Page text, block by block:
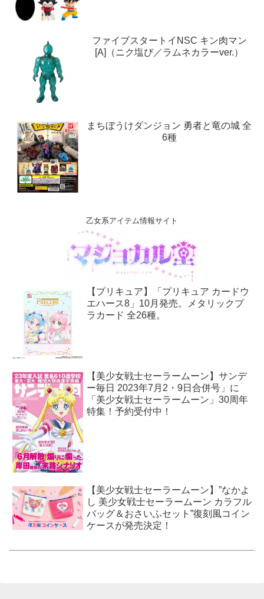
ファイブスタートイNSC キン肉マン
[A]（ニク塩び／ラムネカラーver.）
まちぼうけダンジョン 勇者と竜の城 全
6種
乙女系アイテム情報サイト
【プリキュア】「プリキュア カードウ
エハース8」10月発売。メタリックプ
ラカード 全26種。
【美少女戦士セーラームーン】サンデ
ー毎日 2023年7月2・9日合併号」に
「美少女戦士セーラームーン」30周年
特集！予約受付中！
【美少女戦士セーラームーン】”なかよ
し 美少女戦士セーラームーン カラフル
バッグ＆おさいふセット”復刻風コイン
ケースが発売決定！